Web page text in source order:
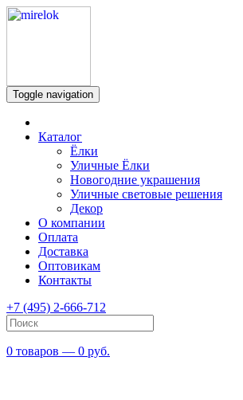
Toggle navigation
Каталог
Ёлки
Уличные Ёлки
Новогодние украшения
Уличные световые решения
Декор
О компании
Оплата
Доставка
Оптовикам
Контакты
+7 (495) 2-666-712
0 товаров — 0 руб.